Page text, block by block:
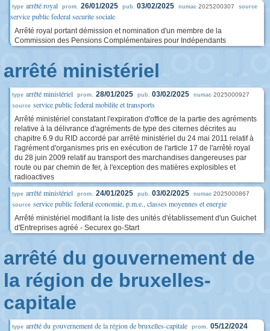
type arrêté royal prom. 26/01/2025 pub. 03/02/2025 numac 2025200307 source
service public federal securite sociale
Arrêté royal portant démission et nomination d'un membre de la
Commission des Pensions Complémentaires pour Indépendants
arrêté ministériel
type arrêté ministériel prom. 28/01/2025 pub. 03/02/2025 numac 2025000927
source service public federal mobilite et transports
Arrêté ministériel constatant l'expiration d'office de la partie des agréments
relative à la délivrance d'agréments de type des citernes décrites au
chapitre 6.9 du RID accordé par arrêté ministériel du 24 mai 2011 relatif à
l'agrément d'organismes pris en exécution de l'article 17 de l'arrêté royal
du 28 juin 2009 relatif au transport des marchandises dangereuses par
route ou par chemin de fer, à l'exception des matières explosibles et
radioactives
type arrêté ministériel prom. 24/01/2025 pub. 03/02/2025 numac 2025000867
source service public federal economie, p.m.e., classes moyennes et energie
Arrêté ministériel modifiant la liste des unités d'établissement d'un Guichet
d'Entreprises agréé - Securex go-Start
arrêté du gouvernement de
la région de bruxelles-
capitale
type arrêté du gouvernement de la région de bruxelles-capitale prom. 05/12/2024